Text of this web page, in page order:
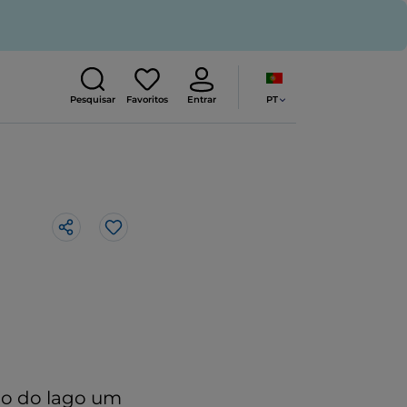
Pesquisar Favoritos Entrar PT
do lago um
Gosto